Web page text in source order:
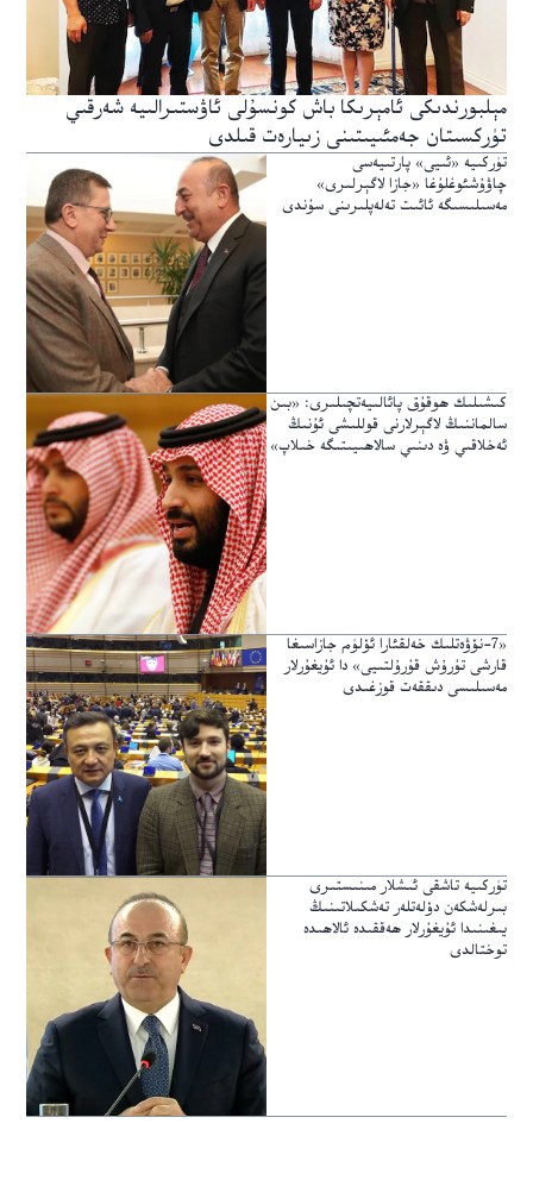
مېلبورندىكى ئامېرىكا باش كونسۇلى ئاۋستىرالىيە شەرقىي
تۈركسىتان جەمئىيىتىنى زىيارەت قىلدى
تۈركىيە «ئىيى» پارتىيەسى
چاۋۇشئوغلۇغا «جازا لاگېرلىرى»
مەسىلىسىگە ئائىت تەلەپلىرىنى سۇندى
كىشىلىك ھوقۇق پائالىيەتچىلىرى: «بىن
سالماننىڭ لاگېرلارنى قوللىشى ئۇنىڭ
ئەخلاقىي ۋە دىنىي سالاھىيىتىگە خىلاپ»
«7-نۆۋەتلىك خەلقئارا ئۆلۈم جازاسىغا
قارشى تۇرۇش قۇرۇلتىيى» دا ئۇيغۇرلار
مەسىلىسى دىققەت قوزغىدى
تۈركىيە تاشقى ئىشلار مىنىستىرى
بىرلەشكەن دۆلەتلەر تەشكىلاتىنىڭ
يىغىنىدا ئۇيغۇرلار ھەققىدە ئالاھىدە
توختالدى